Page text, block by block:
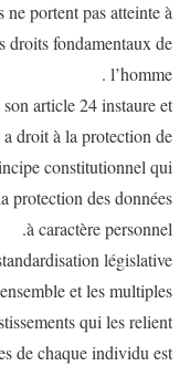
portent pas atteinte à
droits fondamentaux de
l’homme .
article 24 instaure et
droit à la protection de
constitutionnel qui
protection des données
à caractère personnel.
législative
et les multiples
qui les relient.
de chaque individu est